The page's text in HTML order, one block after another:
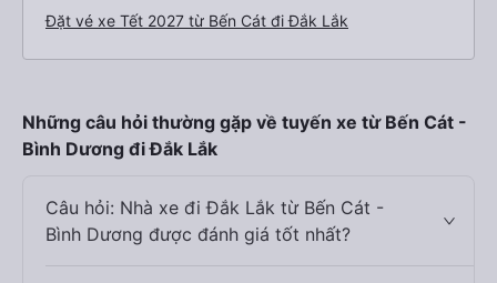
Đặt vé xe Tết 2027 từ Bến Cát đi Đắk Lắk
Những câu hỏi thường gặp về tuyến xe từ Bến Cát -
Bình Dương đi Đắk Lắk
Câu hỏi: Nhà xe đi Đắk Lắk từ Bến Cát -
Bình Dương được đánh giá tốt nhất?